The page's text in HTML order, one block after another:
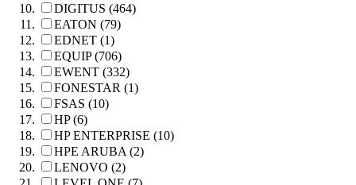
DIGITUS (464)
EATON (79)
EDNET (1)
EQUIP (706)
EWENT (332)
FONESTAR (1)
FSAS (10)
HP (6)
HP ENTERPRISE (10)
HPE ARUBA (2)
LENOVO (2)